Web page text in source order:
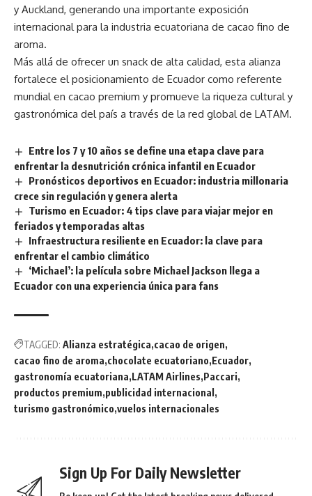
y Auckland, generando una importante exposición
internacional para la industria ecuatoriana de cacao fino de
aroma.
Más allá de ofrecer un snack de alta calidad, esta alianza
fortalece el posicionamiento de Ecuador como referente
mundial en cacao premium y promueve la riqueza cultural y
gastronómica del país a través de la red global de LATAM.
Entre los 7 y 10 años se define una etapa clave para
enfrentar la desnutrición crónica infantil en Ecuador
Pronósticos deportivos en Ecuador: industria millonaria
crece sin regulación y genera alerta
Turismo en Ecuador: 4 tips clave para viajar mejor en
feriados y temporadas altas
Infraestructura resiliente en Ecuador: la clave para
enfrentar el cambio climático
‘Michael’: la película sobre Michael Jackson llega a
Ecuador con una experiencia única para fans
TAGGED: Alianza estratégica cacao de origen
cacao fino de aroma chocolate ecuatoriano Ecuador
gastronomía ecuatoriana LATAM Airlines Paccari
productos premium publicidad internacional
turismo gastronómico vuelos internacionales
Sign Up For Daily Newsletter